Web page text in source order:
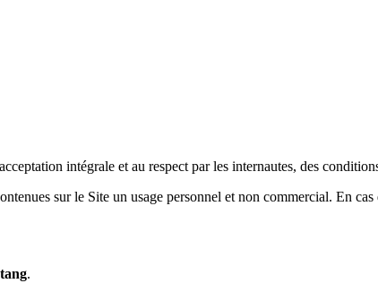
intégrale et au respect par les internautes, des
sur le Site un usage personnel et non commercial. En
.